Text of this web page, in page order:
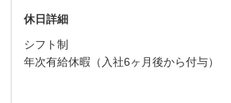
休日詳細
シフト制
年次有給休暇（入社6ヶ月後から付与）